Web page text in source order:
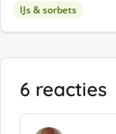
IJs & sorbets
6 reacties